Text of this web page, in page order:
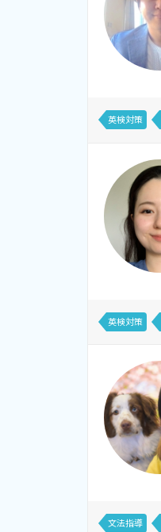
英検対策
英検対策
文法指導